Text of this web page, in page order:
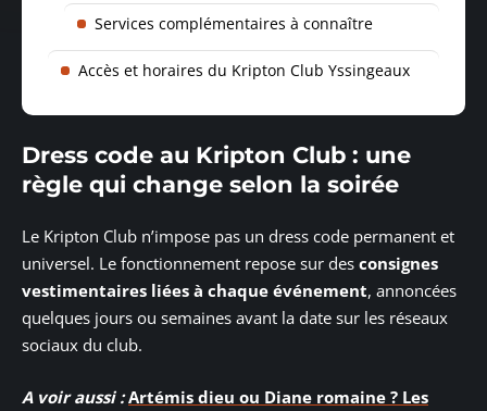
Services complémentaires à connaître
Accès et horaires du Kripton Club Yssingeaux
Dress code au Kripton Club : une
règle qui change selon la soirée
Le Kripton Club n’impose pas un dress code permanent et
universel. Le fonctionnement repose sur des consignes
vestimentaires liées à chaque événement, annoncées
quelques jours ou semaines avant la date sur les réseaux
sociaux du club.
A voir aussi : Artémis dieu ou Diane romaine ? Les